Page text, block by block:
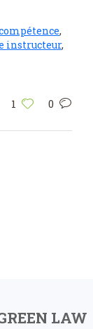
,
instructeur,
1 0
LAW